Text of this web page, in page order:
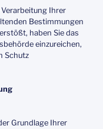
Ihrer
Bestimmungen
haben Sie das
einzureichen,
Schutz
Grundlage Ihrer